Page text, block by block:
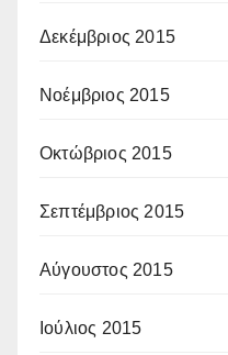
Δεκέμβριος 2015
Νοέμβριος 2015
Οκτώβριος 2015
Σεπτέμβριος 2015
Αύγουστος 2015
Ιούλιος 2015